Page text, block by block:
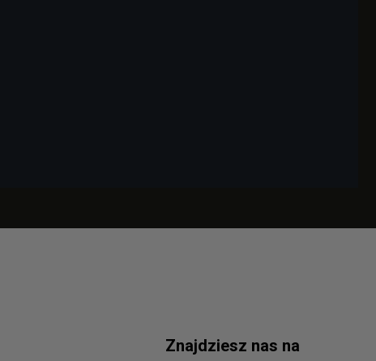
Znajdziesz nas na